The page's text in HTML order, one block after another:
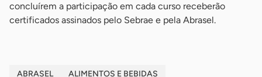
concluírem a participação em cada curso receberão
certificados assinados pelo Sebrae e pela Abrasel.
ABRASEL ALIMENTOS E BEBIDAS